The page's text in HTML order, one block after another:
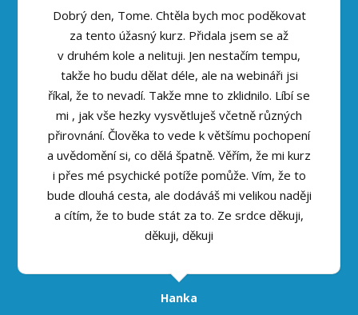
Dobrý den, Tome. Chtěla bych moc poděkovat
za tento úžasný kurz. Přidala jsem se až
v druhém kole a nelituji. Jen nestačím tempu,
takže ho budu dělat déle, ale na webináři jsi
říkal, že to nevadí. Takže mne to zklidnilo. Líbí se
mi , jak vše hezky vysvětluješ včetně různých
přirovnání. Člověka to vede k většímu pochopení
a uvědomění si, co dělá špatně. Věřím, že mi kurz
i přes mé psychické potíže pomůže. Vím, že to
bude dlouhá cesta, ale dodáváš mi velikou naději
a cítím, že to bude stát za to. Ze srdce děkuji,
děkuji, děkuji
Hanka